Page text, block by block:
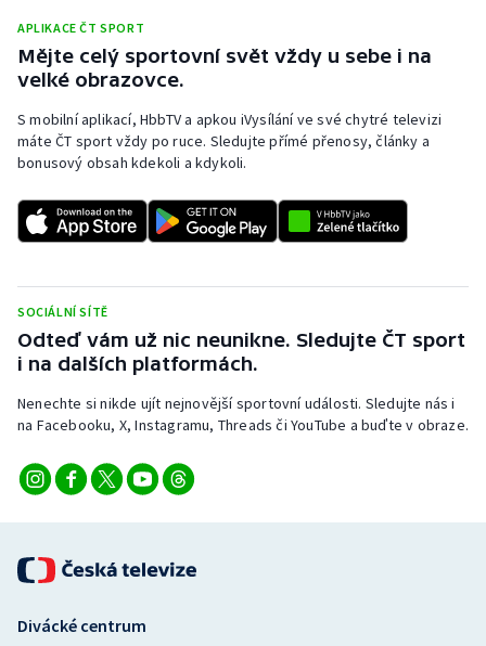
Rychlostní kanoistika
Short track
Stolní tenis
Triatlon
Veslování
Vodní slalom
Ostatní
APLIKACE ČT SPORT
Mějte celý sportovní svět vždy u sebe i na
velké obrazovce.
S mobilní aplikací, HbbTV a apkou iVysílání ve své chytré televizi
máte ČT sport vždy po ruce. Sledujte přímé přenosy, články a
bonusový obsah kdekoli a kdykoli.
SOCIÁLNÍ SÍTĚ
Odteď vám už nic neunikne. Sledujte ČT sport
i na dalších platformách.
Nenechte si nikde ujít nejnovější sportovní události. Sledujte nás i
na Facebooku, X, Instagramu, Threads či YouTube a buďte v obraze.
Divácké centrum